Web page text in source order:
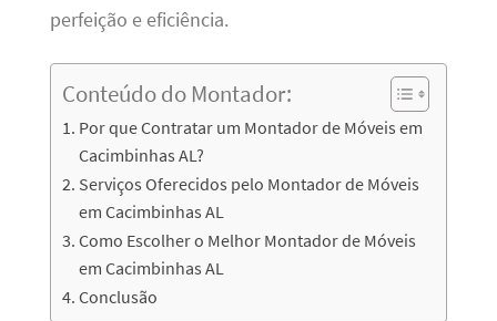
perfeição e eficiência.
Conteúdo do Montador:
Por que Contratar um Montador de Móveis em
Cacimbinhas AL?
Serviços Oferecidos pelo Montador de Móveis
em Cacimbinhas AL
Como Escolher o Melhor Montador de Móveis
em Cacimbinhas AL
Conclusão